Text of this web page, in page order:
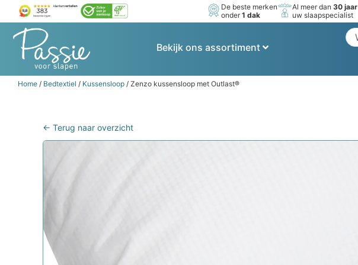
De beste merken
onder1 dak
Al meer dan30 jaar
uw slaapspecialist
Bekijk ons assortiment
Home / Bedtextiel / Kussensloop / Zenzo kussensloop met Outlast®
← Terug naar overzicht